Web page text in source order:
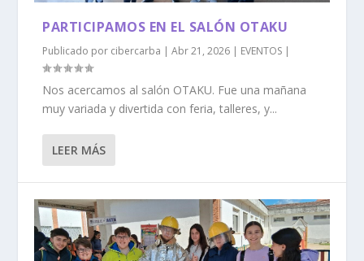
PARTICIPAMOS EN EL SALÓN OTAKU
Publicado por cibercarba |Abr 21, 2026 | EVENTOS |
Nos acercamos al salón OTAKU. Fue una mañana
muy variada y divertida con feria, talleres, y...
LEER MÁS